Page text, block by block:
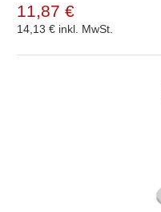
11,87 €
14,13 € inkl. MwSt.